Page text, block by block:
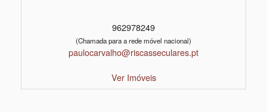
962978249
(Chamada para a rede móvel nacional)
paulocarvalho@riscasseculares.pt
Ver Imóveis